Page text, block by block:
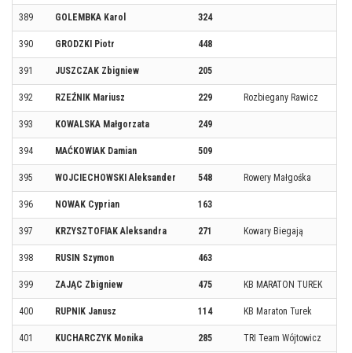
389 GOLEMBKA Karol 324
390 GRODZKI Piotr 448
391 JUSZCZAK Zbigniew 205
392 RZEŹNIK Mariusz 229 Rozbiegany Rawicz
393 KOWALSKA Małgorzata 249
394 MAĆKOWIAK Damian 509
395 WOJCIECHOWSKI Aleksander 548 Rowery Małgośka
396 NOWAK Cyprian 163
397 KRZYSZTOFIAK Aleksandra 271 Kowary Biegają
398 RUSIN Szymon 463
399 ZAJĄC Zbigniew 475 KB MARATON TUREK
400 RUPNIK Janusz 114 KB Maraton Turek
401 KUCHARCZYK Monika 285 TRI Team Wójtowicz